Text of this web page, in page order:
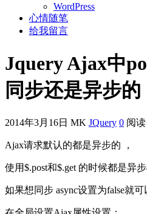
WordPress
心情随笔
给我留言
Jquery Ajax中
同步还是异步的
2014年3月16日 MK JQuery 0 阅读
Ajax请求默认的都是异步的 ，
使用$.post和$.get 的时候都是异步
如果想同步 async设置为false就可